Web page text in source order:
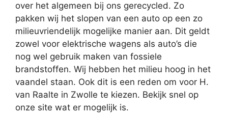
over het algemeen bij ons gerecycled. Zo
pakken wij het slopen van een auto op een zo
milieuvriendelijk mogelijke manier aan. Dit geldt
zowel voor elektrische wagens als auto’s die
nog wel gebruik maken van fossiele
brandstoffen. Wij hebben het milieu hoog in het
vaandel staan. Ook dit is een reden om voor H.
van Raalte in Zwolle te kiezen. Bekijk snel op
onze site wat er mogelijk is.